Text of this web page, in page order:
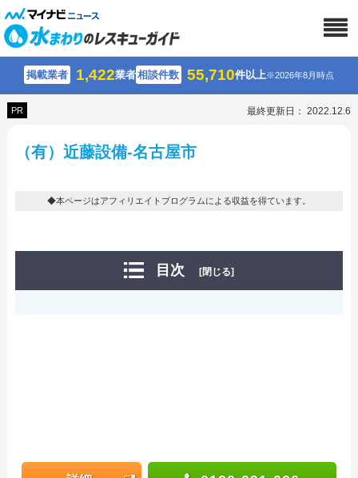
掲載業者 1,422業者相談件数 55,710件以上※2026年8月時点
PR 最終更新日： 2022.12.6
（有）近藤設備-名古屋市
◆本ページはアフィリエイトプログラムによる収益を得ています。
目次 [閉じる]